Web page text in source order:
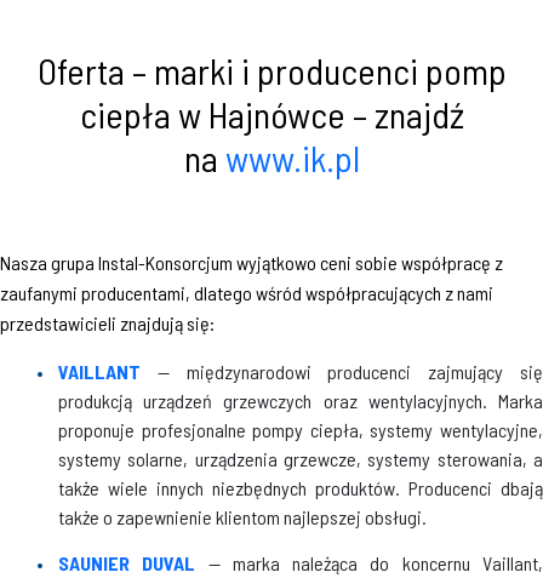
Oferta – marki i producenci pomp
ciepła w Hajnówce – znajdź
na www.ik.pl
Nasza grupa Instal-Konsorcjum wyjątkowo ceni sobie współpracę z
zaufanymi producentami, dlatego wśród współpracujących z nami
przedstawicieli znajdują się:
VAILLANT
— międzynarodowi producenci zajmujący się
produkcją urządzeń grzewczych oraz wentylacyjnych. Marka
proponuje profesjonalne pompy ciepła, systemy wentylacyjne,
systemy solarne, urządzenia grzewcze, systemy sterowania, a
także wiele innych niezbędnych produktów. Producenci dbają
także o zapewnienie klientom najlepszej obsługi.
SAUNIER DUVAL — marka należąca do koncernu Vaillant,